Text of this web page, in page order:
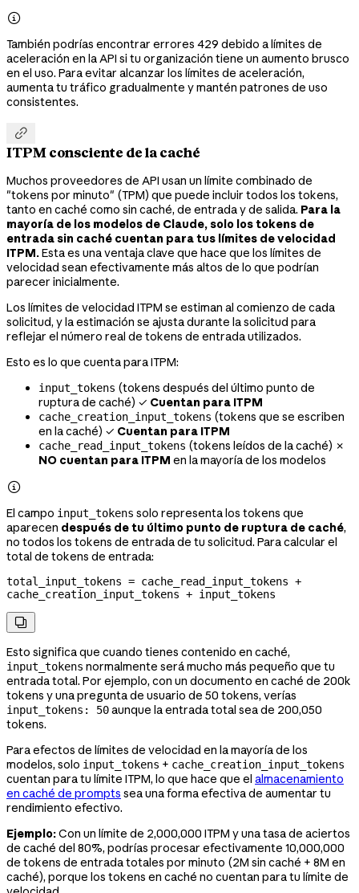

También podrías encontrar errores 429 debido a límites de
aceleración en la API si tu organización tiene un aumento brusco
en el uso. Para evitar alcanzar los límites de aceleración,
aumenta tu tráfico gradualmente y mantén patrones de uso
consistentes.

ITPM consciente de la caché
Muchos proveedores de API usan un límite combinado de
"tokens por minuto" (TPM) que puede incluir todos los tokens,
tanto en caché como sin caché, de entrada y de salida. Para la
mayoría de los modelos de Claude, solo los tokens de
entrada sin caché cuentan para tus límites de velocidad
ITPM.Esta es una ventaja clave que hace que los límites de
velocidad sean efectivamente más altos de lo que podrían
parecer inicialmente.
Los límites de velocidad ITPM se estiman al comienzo de cada
solicitud, y la estimación se ajusta durante la solicitud para
reflejar el número real de tokens de entrada utilizados.
Esto es lo que cuenta para ITPM:
input_tokens (tokens después del último punto de
ruptura de caché) ✓ Cuentan para ITPM
cache_creation_input_tokens (tokens que se escriben
en la caché) ✓ Cuentan para ITPM
cache_read_input_tokens (tokens leídos de la caché) ✗
NO cuentan para ITPM en la mayoría de los modelos

El campo input_tokens solo representa los tokens que
aparecen después de tu último punto de ruptura de caché,
no todos los tokens de entrada de tu solicitud. Para calcular el
total de tokens de entrada:
total_input_tokens = cache_read_input_tokens +
cache_creation_input_tokens + input_tokens

Esto significa que cuando tienes contenido en caché,
input_tokens normalmente será mucho más pequeño que tu
entrada total. Por ejemplo, con un documento en caché de 200k
tokens y una pregunta de usuario de 50 tokens, verías
input_tokens: 50aunque la entrada total sea de 200,050
tokens.
Para efectos de límites de velocidad en la mayoría de los
modelos, solo input_tokens + cache_creation_input_tokens
cuentan para tu límite ITPM, lo que hace que el almacenamiento
en caché de prompts sea una forma efectiva de aumentar tu
rendimiento efectivo.
Ejemplo:Con un límite de 2,000,000 ITPM y una tasa de aciertos
de caché del 80%, podrías procesar efectivamente 10,000,000
de tokens de entrada totales por minuto (2M sin caché + 8M en
caché), porque los tokens en caché no cuentan para tu límite de